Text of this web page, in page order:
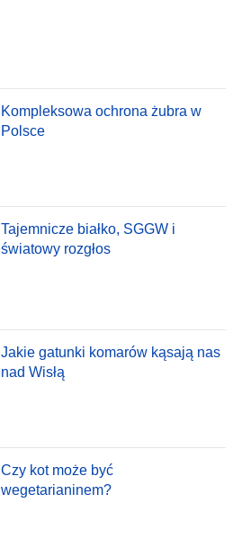
Kompleksowa ochrona żubra w
Polsce
Tajemnicze białko, SGGW i
światowy rozgłos
Jakie gatunki komarów kąsają nas
nad Wisłą
Czy kot może być
wegetarianinem?